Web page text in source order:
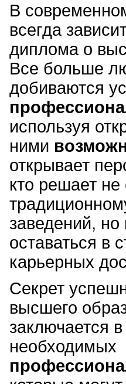
В
всегда
диплома о
Все больше
добиваются
используя
ними
открывает
кто решает не
заведений, но
оставаться в
карьерных
Секрет
высшего
заключается
необходимых